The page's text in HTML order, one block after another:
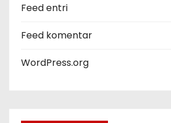
Feed entri
Feed komentar
WordPress.org